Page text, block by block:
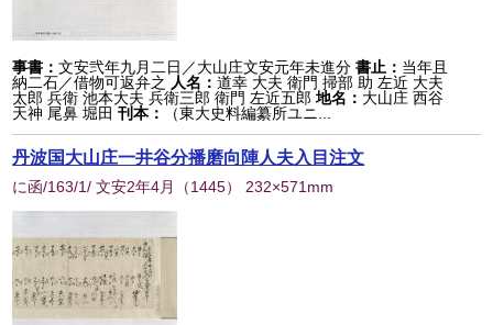
事書：文安弐年九月二日／大山庄文安元年未進分書止： 当年且
納二石／借物可返弁之 人名：道幸 大夫 衛門 掃部 助 左近 大夫
太郎 兵衛 池本大夫 兵衛三郎 衛門 左近五郎 地名： 大山庄 西谷
天神 尾鼻 堀田 刊本： （東大史料編纂所ユニ...
丹波国大山庄一井谷分播磨向陣人夫入目注文
に函/163/1/ 文安2年4月 （1445） 232×571mm